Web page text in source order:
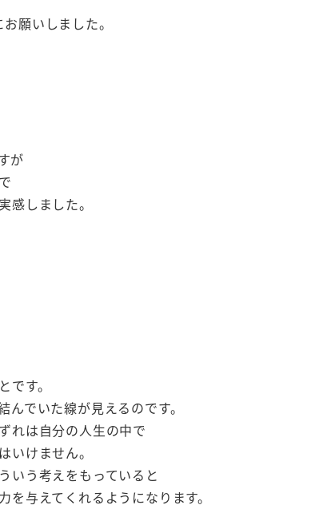
願いしました。
が
感しました。
す。
でいた線が見えるのです。
れは自分の人生の中で
いけません。
いう考えをもっていると
与えてくれるようになります。